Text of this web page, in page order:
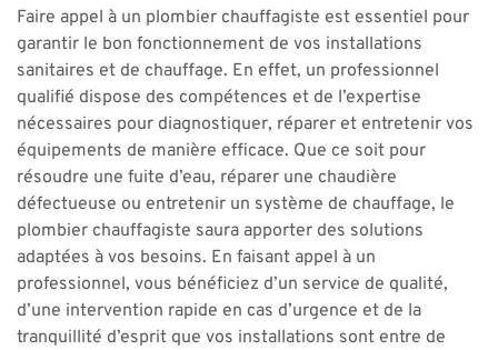
Faire appel à un plombier chauffagiste est essentiel pour
garantir le bon fonctionnement de vos installations
sanitaires et de chauffage. En effet, un professionnel
qualifié dispose des compétences et de l’expertise
nécessaires pour diagnostiquer, réparer et entretenir vos
équipements de manière efficace. Que ce soit pour
résoudre une fuite d’eau, réparer une chaudière
défectueuse ou entretenir un système de chauffage, le
plombier chauffagiste saura apporter des solutions
adaptées à vos besoins. En faisant appel à un
professionnel, vous bénéficiez d’un service de qualité,
d’une intervention rapide en cas d’urgence et de la
tranquillité d’esprit que vos installations sont entre de